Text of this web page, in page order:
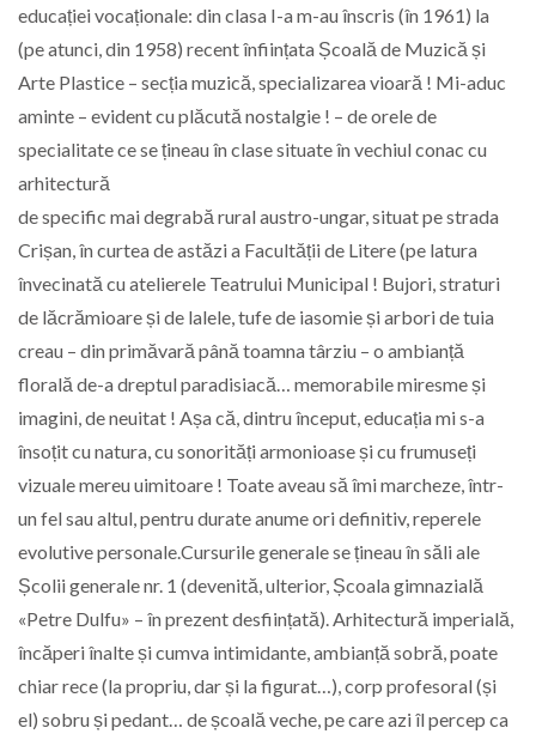
educației vocaționale: din clasa I-a m-au înscris (în 1961) la
(pe atunci, din 1958) recent înființata Școală de Muzică și
Arte Plastice – secția muzică, specializarea vioară ! Mi-aduc
aminte – evident cu plăcută nostalgie ! – de orele de
specialitate ce se țineau în clase situate în vechiul conac cu
arhitectură
de specific mai degrabă rural austro-ungar, situat pe strada
Crișan, în curtea de astăzi a Facultății de Litere (pe latura
învecinată cu atelierele Teatrului Municipal ! Bujori, straturi
de lăcrămioare și de lalele, tufe de iasomie și arbori de tuia
creau – din primăvară până toamna târziu – o ambianță
florală de-a dreptul paradisiacă… memorabile miresme și
imagini, de neuitat ! Așa că, dintru început, educația mi s-a
însoțit cu natura, cu sonorități armonioase și cu frumuseți
vizuale mereu uimitoare ! Toate aveau să îmi marcheze, într-
un fel sau altul, pentru durate anume ori definitiv, reperele
evolutive personale.Cursurile generale se țineau în săli ale
Școlii generale nr. 1 (devenită, ulterior, Școala gimnazială
«Petre Dulfu» – în prezent desființată). Arhitectură imperială,
încăperi înalte și cumva intimidante, ambianță sobră, poate
chiar rece (la propriu, dar și la figurat…), corp profesoral (și
el) sobru și pedant… de școală veche, pe care azi îl percep ca